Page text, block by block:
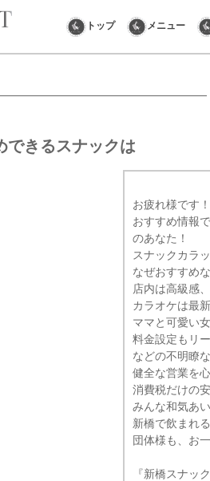
トップ メニュー
できるスナックは
お疲れ様です
おすすめ情報
のあなた！
スナックカラ
なぜおすすめ
店内は高級感
カラオケは最
ママと可愛い
料金設定もリ
などの不明瞭
健全な営業を
消費税だけの
みんな和気あ
新橋で飲まれ
団体様も、お
『新橋スナッ